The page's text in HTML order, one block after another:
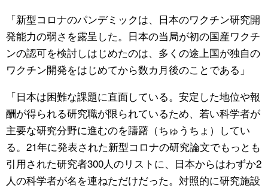
「新型コロナのパンデミックは、日本のワクチン研究開
発能力の弱さを露呈した。日本の当局が初の国産ワクチ
ンの認可を検討しはじめたのは、多くの途上国が独自の
ワクチン開発をはじめてから数カ月後のことである」
「日本は困難な課題に直面している。安定した地位や報
酬が得られる研究職が限られているため、若い科学者が
主要な研究分野に進むのを躊躇（ちゅうちょ）してい
る。21年に発表された新型コロナの研究論文でもっとも
引用された研究者300人のリストに、日本からはわずか2
人の科学者が名を連ねただけだった。対照的に研究施設